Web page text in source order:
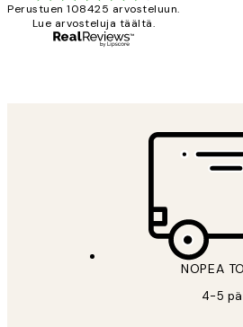
Perustuen 108425 arvosteluun.
Lue arvosteluja täältä.
NOPEA
4-5